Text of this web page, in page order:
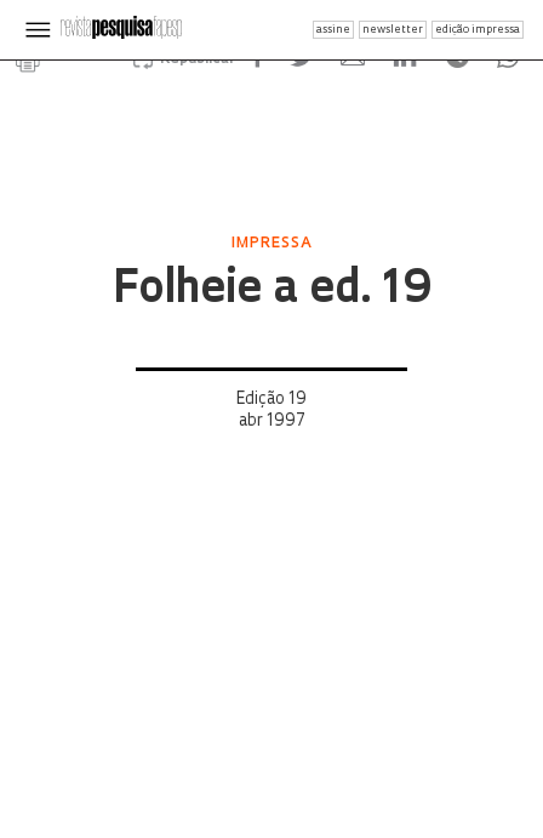
assine newsletter edição impressa
Republicar
IMPRESSA
Folheie a ed. 19
Edição 19
abr 1997